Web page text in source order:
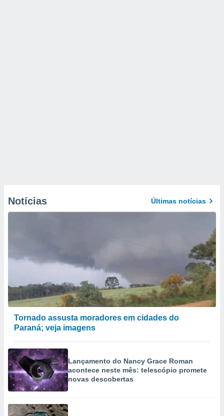
Notícias Últimas notícias
Tornado assusta moradores em cidades do
Paraná; veja imagens
Lançamento do Nancy Grace Roman
acontece neste mês: telescópio promete
novas descobertas